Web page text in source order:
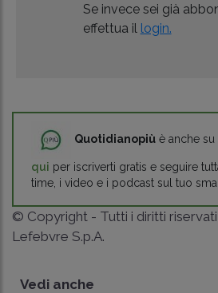
Se invece sei già
effettua il login.
Quotidianopiù è anche su
qui per iscriverti gratis e seguire
time, i video e i podcast sul tuo
© Copyright - Tutti i diritti riservati
Lefebvre S.p.A.
Vedi anche